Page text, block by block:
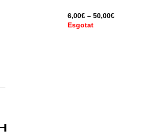
6,00€ – 50,00€
Esgotat